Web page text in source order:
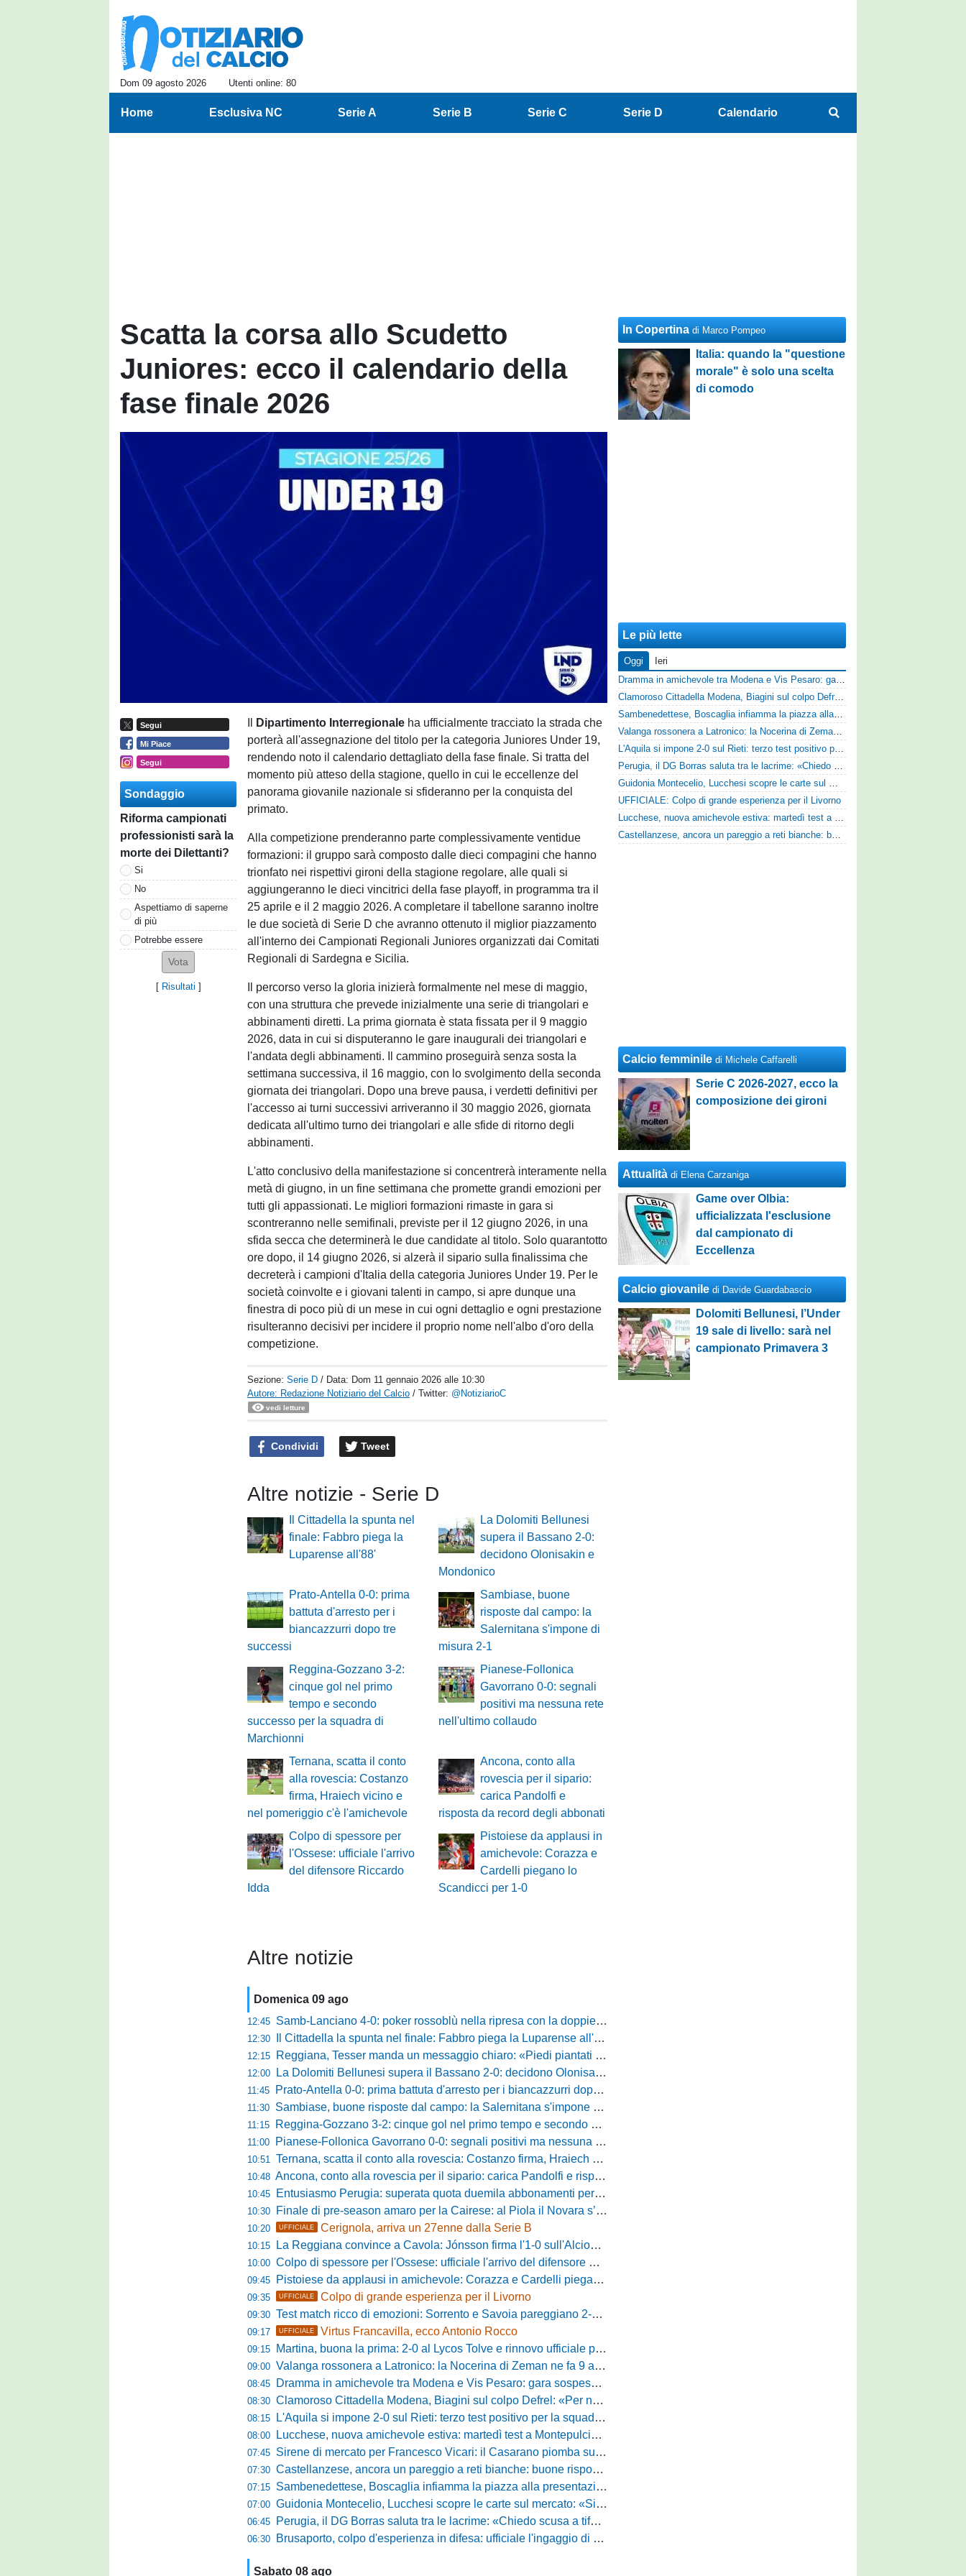
Dom 09 agosto 2026 Utenti online: 80
Home Esclusiva NC Serie A Serie B Serie C Serie D Calendario
Scatta la corsa allo Scudetto
Juniores: ecco il calendario della
fase finale 2026
Segui
Mi Piace
Segui
Sondaggio
Riforma campionati
professionisti sarà la
morte dei Dilettanti?
Si
No
Aspettiamo di saperne
di più
Potrebbe essere
[ Risultati ]
Dipartimento Interregionale ha ufficialmente tracciato la strada che
porterà all'assegnazione del titolo per la categoria Juniores Under 19,
rendendo noto il calendario dettagliato della fase finale. Si tratta del
momento più atteso della stagione, quello in cui le eccellenze del
panorama giovanile nazionale si sfideranno per la conquista del
primato.
Alla competizione prenderanno parte complessivamente ventidue
formazioni: il gruppo sarà composto dalle dieci compagini che hanno
trionfato nei rispettivi gironi della stagione regolare, alle quali si
aggiungeranno le dieci vincitrici della fase playoff, in programma tra il
25 aprile e il 2 maggio 2026. A completare il tabellone saranno inoltre
le due società di Serie D che avranno ottenuto il miglior piazzamento
all'interno dei Campionati Regionali Juniores organizzati dai Comitati
Regionali di Sardegna e Sicilia.
Il percorso verso la gloria inizierà formalmente nel mese di maggio,
con una struttura che prevede inizialmente una serie di triangolari e
abbinamenti diretti. La prima giornata è stata fissata per il 9 maggio
2026, data in cui si disputeranno le gare inaugurali dei triangolari e
l'andata degli abbinamenti. Il cammino proseguirà senza sosta la
settimana successiva, il 16 maggio, con lo svolgimento della seconda
giornata dei triangolari. Dopo una breve pausa, i verdetti definitivi per
l'accesso ai turni successivi arriveranno il 30 maggio 2026, giornata
dedicata all'ultimo turno dei triangolari e alle sfide di ritorno degli
abbinamenti.
L'atto conclusivo della manifestazione si concentrerà interamente nella
metà di giugno, in un fine settimana che promette grandi emozioni per
tutti gli appassionati. Le migliori formazioni rimaste in gara si
scontreranno nelle semifinali, previste per il 12 giugno 2026, in una
sfida secca che determinerà le due candidate al titolo. Solo quarantotto
ore dopo, il 14 giugno 2026, si alzerà il sipario sulla finalissima che
decreterà i campioni d'Italia della categoria Juniores Under 19. Per le
società coinvolte e i giovani talenti in campo, si apre dunque una
finestra di poco più di un mese in cui ogni dettaglio e ogni prestazione
risulteranno decisivi per incidere il proprio nome nell'albo d'oro della
competizione.
Sezione:Serie D / Data: Dom 11 gennaio 2026 alle 10:30
Autore: Redazione Notiziario del Calcio / Twitter: @NotiziarioC
vedi letture
Condividi Tweet
Altre notizie - Serie D
Il Cittadella la spunta nel
finale: Fabbro piega la
Luparense all'88'
La Dolomiti Bellunesi
supera il Bassano 2-0:
decidono Olonisakin e
Mondonico
Prato-Antella 0-0: prima
battuta d'arresto per i
biancazzurri dopo tre
successi
Sambiase, buone
risposte dal campo: la
Salernitana s'impone di
misura 2-1
Reggina-Gozzano 3-2:
cinque gol nel primo
tempo e secondo
successo per la squadra di
Marchionni
Pianese-Follonica
Gavorrano 0-0: segnali
positivi ma nessuna rete
nell'ultimo collaudo
Ternana, scatta il conto
alla rovescia: Costanzo
firma, Hraiech vicino e
nel pomeriggio c'è l'amichevole
Ancona, conto alla
rovescia per il sipario:
carica Pandolfi e
risposta da record degli abbonati
Colpo di spessore per
l'Ossese: ufficiale l'arrivo
del difensore Riccardo
Idda
Pistoiese da applausi in
amichevole: Corazza e
Cardelli piegano lo
Scandicci per 1-0
Altre notizie
Domenica 09 ago
12:45 Samb-Lanciano 4-0: poker rossoblù nella ripresa con la doppietta di Faggioli e i gol di Candellori e Perrotta
12:30 Il Cittadella la spunta nel finale: Fabbro piega la Luparense all'88'
12:15 Reggiana, Tesser manda un messaggio chiaro: «Piedi piantati a terra, ma la crescita è evidente»
12:00 La Dolomiti Bellunesi supera il Bassano 2-0: decidono Olonisakin e Mondonico
11:45 Prato-Antella 0-0: prima battuta d'arresto per i biancazzurri dopo tre successi
11:30 Sambiase, buone risposte dal campo: la Salernitana s'impone di misura 2-1
11:15 Reggina-Gozzano 3-2: cinque gol nel primo tempo e secondo successo per la squadra di Marchionni
11:00 Pianese-Follonica Gavorrano 0-0: segnali positivi ma nessuna rete nell'ultimo collaudo
10:51 Ternana, scatta il conto alla rovescia: Costanzo firma, Hraiech vicino e nel pomeriggio c'è l'amichevole
10:48 Ancona, conto alla rovescia per il sipario: carica Pandolfi e risposta da record degli abbonati
10:45 Entusiasmo Perugia: superata quota duemila abbonamenti per il prossimo campionato
10:30 Finale di pre-season amaro per la Cairese: al Piola il Novara s’impone 2-0 con super Valdesi
10:20 UFFICIALE Cerignola, arriva un 27enne dalla Serie B
10:15 La Reggiana convince a Cavola: Jónsson firma l'1-0 sull'Alcione Milano
10:00 Colpo di spessore per l'Ossese: ufficiale l'arrivo del difensore Riccardo Idda
09:45 Pistoiese da applausi in amichevole: Corazza e Cardelli piegano lo Scandicci per 1-0
09:35 UFFICIALE Colpo di grande esperienza per il Livorno
09:30 Test match ricco di emozioni: Sorrento e Savoia pareggiano 2-2 in amichevole
09:17 UFFICIALE Virtus Francavilla, ecco Antonio Rocco
09:15 Martina, buona la prima: 2-0 al Lycos Tolve e rinnovo ufficiale per Llanos
09:00 Valanga rossonera a Latronico: la Nocerina di Zeman ne fa 9 all'Atletico Agromonte
08:45 Dramma in amichevole tra Modena e Vis Pesaro: gara sospesa per il grave infortunio di Sersanti
08:30 Clamoroso Cittadella Modena, Biagini sul colpo Defrel: «Per noi rappresenta un sogno, a volte si realizzano»
08:15 L'Aquila si impone 2-0 sul Rieti: terzo test positivo per la squadra di Andreucci
08:00 Lucchese, nuova amichevole estiva: martedì test a Montepulciano contro il Taranto
07:45 Sirene di mercato per Francesco Vicari: il Casarano piomba sul difensore del Bari
07:30 Castellanzese, ancora un pareggio a reti bianche: buone risposte per Bolzoni col Club Milano
07:15 Sambenedettese, Boscaglia infiamma la piazza alla presentazione: «Senza di voi non saremmo nulla, vi promettiamo lavoro e maglia sudata»
07:00 Guidonia Montecelio, Lucchesi scopre le carte sul mercato: «Siamo contenti del lavoro fatto, puntiamo dritti ai playoff»
06:45 Perugia, il DG Borras saluta tra le lacrime: «Chiedo scusa a tifosi e famiglia, Faroni ha perso tantissimi soldi»
06:30 Brusaporto, colpo d'esperienza in difesa: ufficiale l'ingaggio di Manuel Daffara
Sabato 08 ago
In Copertina di Marco Pompeo
Italia: quando la "questione
morale" è solo una scelta
di comodo
Le più lette
Oggi
Ieri
Dramma in amichevole tra Modena e Vis Pesaro: gara sospesa per il grave infortunio di Sersanti
Clamoroso Cittadella Modena, Biagini sul colpo Defrel: «Per noi rappresenta un sogno, a volte si realizzano»
Sambenedettese, Boscaglia infiamma la piazza alla presentazione: «Senza di voi non saremmo nulla, vi promettiamo lavoro e maglia sudata»
Valanga rossonera a Latronico: la Nocerina di Zeman ne fa 9 all'Atletico Agromonte
L'Aquila si impone 2-0 sul Rieti: terzo test positivo per la squadra di Andreucci
Perugia, il DG Borras saluta tra le lacrime: «Chiedo scusa a tifosi e famiglia, Faroni ha perso tantissimi soldi»
Guidonia Montecelio, Lucchesi scopre le carte sul mercato: «Siamo contenti del lavoro fatto, puntiamo dritti ai playoff»
UFFICIALE: Colpo di grande esperienza per il Livorno
Lucchese, nuova amichevole estiva: martedì test a Montepulciano contro il Taranto
Castellanzese, ancora un pareggio a reti bianche: buone risposte per Bolzoni col Club Milano
Calcio femminile di Michele Caffarelli
Serie C 2026-2027, ecco la
composizione dei gironi
Attualità di Elena Carzaniga
Game over Olbia:
ufficializzata l'esclusione
dal campionato di
Eccellenza
Calcio giovanile di Davide Guardabascio
Dolomiti Bellunesi, l’Under
19 sale di livello: sarà nel
campionato Primavera 3